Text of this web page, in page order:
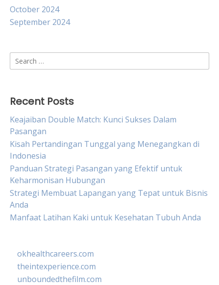
October 2024
September 2024
Search
for:
Recent Posts
Keajaiban Double Match: Kunci Sukses Dalam
Pasangan
Kisah Pertandingan Tunggal yang Menegangkan di
Indonesia
Panduan Strategi Pasangan yang Efektif untuk
Keharmonisan Hubungan
Strategi Membuat Lapangan yang Tepat untuk Bisnis
Anda
Manfaat Latihan Kaki untuk Kesehatan Tubuh Anda
okhealthcareers.com
theintexperience.com
unboundedthefilm.com